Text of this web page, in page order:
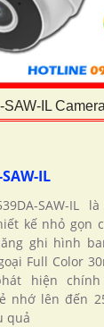
IL
IL
SAW-
kế nhỏ gọn
ghi hình
Full Color
hiện
nhớ lên đến
quả